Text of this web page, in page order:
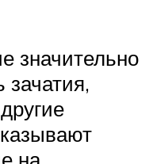
значительно
зачатия,